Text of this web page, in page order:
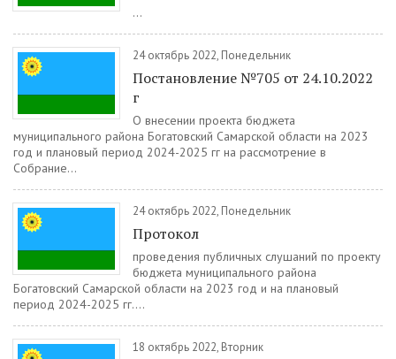
...
24 октябрь 2022, Понедельник
Постановление №705 от 24.10.2022
г
О внесении проекта бюджета
муниципального района Богатовский Самарской области на 2023
год и плановый период 2024-2025 гг на рассмотрение в
Собрание...
24 октябрь 2022, Понедельник
Протокол
проведения публичных слушаний по проекту
бюджета муниципального района
Богатовский Самарской области на 2023 год и на плановый
период 2024-2025 гг....
18 октябрь 2022, Вторник